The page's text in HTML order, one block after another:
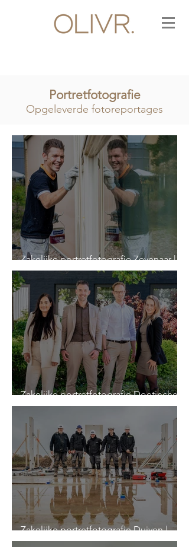
Portretfotografie
Opgeleverde fotoreportages
Zakelijke portretfotografie Zevenaar |
Te Mebel
Zakelijke portretfotografie Doetinchem
| TIM Exclusive Gardens
Zakelijke portretfotografie Duiven |
Lips Aannemers